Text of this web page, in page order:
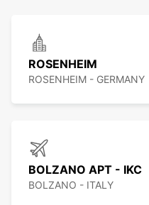
ROSENHEIM
ROSENHEIM - GERMANY
BOLZANO APT - IKC
BOLZANO - ITALY